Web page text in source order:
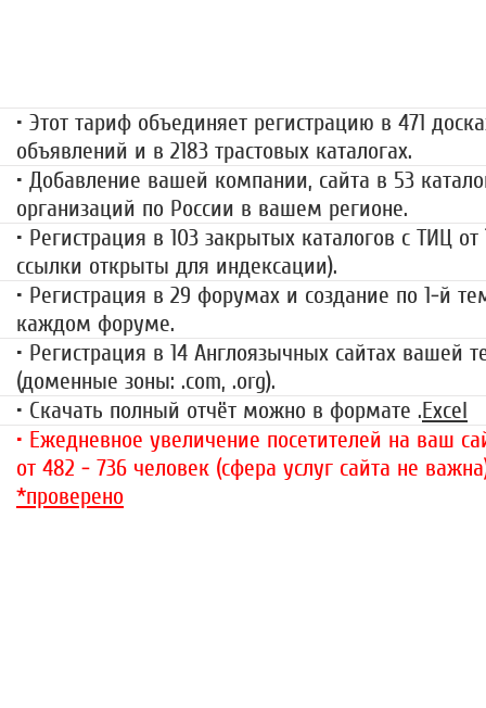
• Этот тариф объединяет регистрацию в 471
объявлений и в 2183 трастовых каталогах.
• Добавление вашей компании, сайта в 53
организаций по России в вашем регионе.
• Регистрация в 103 закрытых каталогов с ТИЦ от
ссылки открыты для индексации).
• Регистрация в 29 форумах и создание по 1-й
каждом форуме.
• Регистрация в 14 Англоязычных сайтах вашей
(доменные зоны: .com, .org).
• Скачать полный отчёт можно в формате .Excel
• Ежедневное увеличение посетителей на ваш
от 482 - 736 человек (сфера услуг сайта не
*проверено